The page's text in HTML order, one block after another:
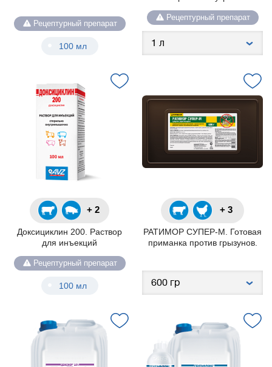
Рецептурный препарат
100 мл
Рецептурный препарат
+ 2
Доксициклин 200. Раствор
для инъекций
Рецептурный препарат
100 мл
+ 3
РАТИМОР СУПЕР-М. Готовая
приманка против грызунов.